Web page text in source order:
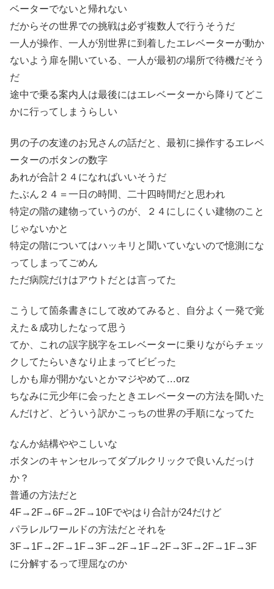
ベーターでないと帰れない
だからその世界での挑戦は必ず複数人で行うそうだ
一人が操作、一人が別世界に到着したエレベーターが動か
ないよう扉を開いている、一人が最初の場所で待機だそう
だ
途中で乗る案内人は最後にはエレベーターから降りてどこ
かに行ってしまうらしい
男の子の友達のお兄さんの話だと、最初に操作するエレベ
ーターのボタンの数字
あれが合計２４になればいいそうだ
たぶん２４＝一日の時間、二十四時間だと思われ
特定の階の建物っていうのが、２４にしにくい建物のこと
じゃないかと
特定の階についてはハッキリと聞いていないので憶測にな
ってしまってごめん
ただ病院だけはアウトだとは言ってた
こうして箇条書きにして改めてみると、自分よく一発で覚
えた＆成功したなって思う
てか、これの誤字脱字をエレベーターに乗りながらチェッ
クしてたらいきなり止まってビビった
しかも扉が開かないとかマジやめて…orz
ちなみに元少年に会ったときエレベーターの方法を聞いた
んだけど、どういう訳かこっちの世界の手順になってた
なんか結構ややこしいな
ボタンのキャンセルってダブルクリックで良いんだっけ
か？
普通の方法だと
4F→2F→6F→2F→10Fでやはり合計が24だけど
パラレルワールドの方法だとそれを
3F→1F→2F→1F→3F→2F→1F→2F→3F→2F→1F→3F
に分解するって理屈なのか